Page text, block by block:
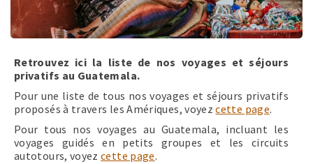
Retrouvez ici la liste de nos voyages et séjours
privatifs au Guatemala.
Pour une liste de tous nos voyages et séjours privatifs
proposés à travers les Amériques, voyezcette page.
Pour tous nos voyages au Guatemala, incluant les
voyages guidés en petits groupes et les circuits
autotours, voyezcette page.